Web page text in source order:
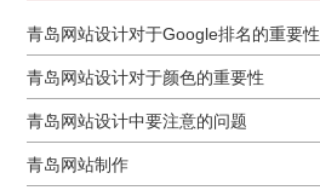
青岛网站设计对于Google排名的重要性
青岛网站设计对于颜色的重要性
青岛网站设计中要注意的问题
青岛网站制作